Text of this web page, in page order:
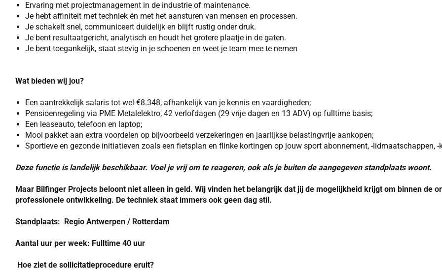
Ervaring met projectmanagement in de industrie of maintenance.
Je hebt affiniteit met techniek én met het aansturen van mensen en processen.
Je schakelt snel, communiceert duidelijk en blijft rustig onder druk.
Je bent resultaatgericht, analytisch en houdt het grotere plaatje in de gaten.
Je bent toegankelijk, staat stevig in je schoenen en weet je team mee te nemen
Wat bieden wij jou?
Een aantrekkelijk salaris tot wel €8.348, afhankelijk van je kennis en vaardigheden;
Pensioenregeling via PME Metalelektro, 42 verlofdagen (29 vrije dagen en 13 ADV) op fulltime basis;
Een leaseauto, telefoon en laptop;
Mooi pakket aan extra voordelen op bijvoorbeeld verzekeringen en jaarlijkse belastingvrije aankopen;
Sportieve en gezonde initiatieven zoals een fietsplan en flinke kortingen op jouw sport abonnement, -lidmaatschappen,
Deze functie is landelijk beschikbaar. Voel je vrij om te reageren, ook als je buiten de aangegeven standplaats woont.
Maar Bilfinger Projects beloont niet alleen in geld. Wij vinden het belangrijk dat jij de mogelijkheid krijgt om binnen de
professionele ontwikkeling. De techniek staat immers ook geen dag stil.
Standplaats: Regio Antwerpen / Rotterdam
Aantal uur per week: Fulltime 40 uur
Hoe ziet de sollicitatieprocedure eruit?